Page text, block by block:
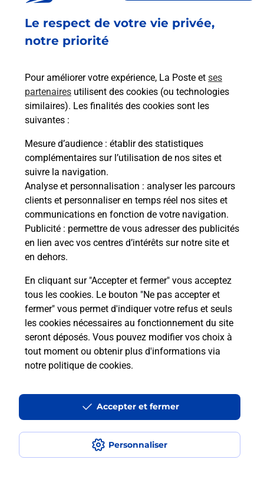
Le respect de votre vie privée,
notre priorité
Pour améliorer votre expérience, La Poste et ses
partenaires utilisent des cookies (ou technologies
similaires). Les finalités des cookies sont les
suivantes :
Mesure d’audience : établir des statistiques
complémentaires sur l’utilisation de nos sites et
suivre la navigation.
Analyse et personnalisation : analyser les parcours
clients et personnaliser en temps réel nos sites et
communications en fonction de votre navigation.
Publicité : permettre de vous adresser des publicités
en lien avec vos centres d’intérêts sur notre site et
en dehors.
En cliquant sur "Accepter et fermer" vous acceptez
tous les cookies. Le bouton "Ne pas accepter et
fermer" vous permet d'indiquer votre refus et seuls
les cookies nécessaires au fonctionnement du site
seront déposés. Vous pouvez modifier vos choix à
tout moment ou obtenir plus d'informations via
notre politique de cookies.
Personnaliser
Accepter et fermer
Acheter un iPhone neuf ou reconditionné
Vous recherchez un smartphone pas cher proche
de chez vous ? Découvrez notre offre de
téléphones iPhone Apple dans vos bureaux de
Poste à FAUVILLE EN CAUX (76640) !
En savoir plus
Questions fréquemment posées
Comment retourner un colis acheté
en ligne depuis votre boîte aux lettres
Comment envoyer un colis ou faire un
retour chez un e-commerçant sans se
déplacer ?
Envoyer un petit colis au meilleur